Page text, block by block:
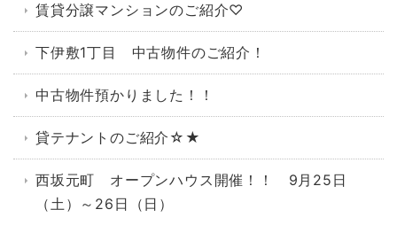
賃貸分譲マンションのご紹介♡
下伊敷1丁目 中古物件のご紹介！
中古物件預かりました！！
貸テナントのご紹介☆★
西坂元町 オープンハウス開催！！ 9月25日
（土）～26日（日）